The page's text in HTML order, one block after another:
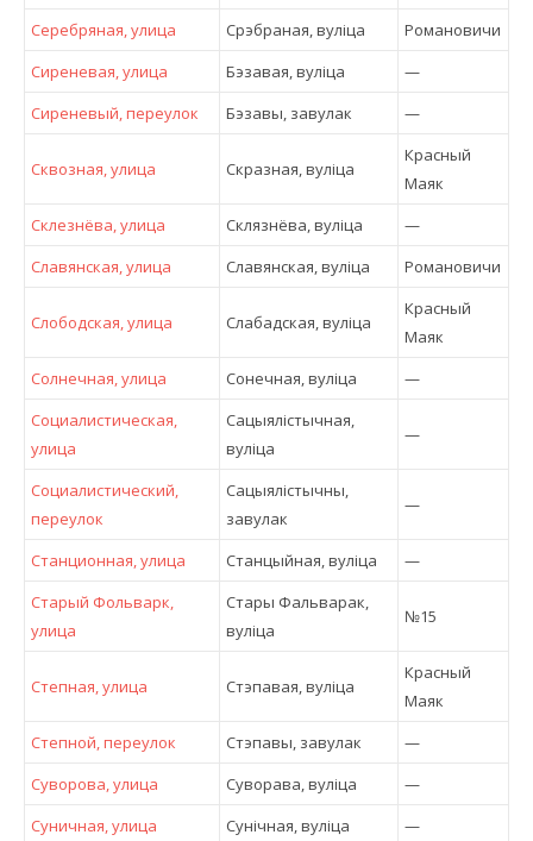
Серебряная, улица
Срэбраная, вулiца
Романовичи
Сиреневая, улица
Бэзавая, вулiца
—
Сиреневый, переулок
Бэзавы, завулак —
Сквозная, улица Скразная, вулiца
Красный
Маяк
Склезнёва, улица
Склязнёва, вулiца
—
Славянская, улица
Славянская, вулiца Романовичи
Слободская, улица Слабадская, вулiца
Красный
Маяк
Солнечная, улица
Сонечная, вулiца
—
Социалистическая,
улица
Сацыялістычная,
вулiца
—
Социалистический,
переулок
Сацыялістычны,
завулак
—
Станционная, улица Станцыйная, вулiца
—
Старый Фольварк,
улица
Стары Фальварак,
вулiца
№15
Степная, улица Стэпавая, вулiца
Красный
Маяк
Степной, переулок
Стэпавы, завулак
—
Суворова, улица
Суворава, вулiца
—
Суничная, улица
Сунічная, вулiца
—